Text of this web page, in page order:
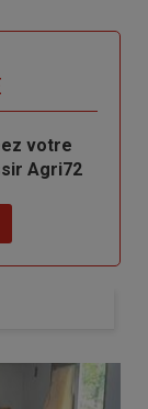
votre
Agri72